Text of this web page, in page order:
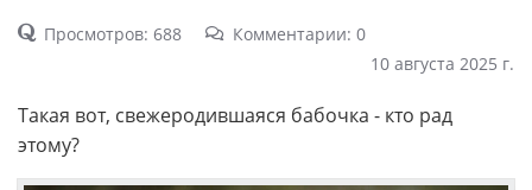
Просмотров: 688
Комментарии: 0
10 августа 2025 г.
Такая вот, свежеродившаяся бабочка - кто рад
этому?